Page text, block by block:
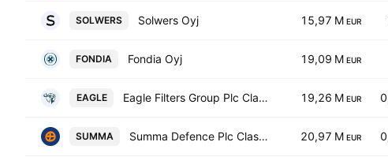
SOLWERS Solwers Oyj 15,97 M EUR
FONDIA Fondia Oyj 19,09 M EUR
EAGLE Eagle Filters Group Plc Class A 19,26 M EUR
SUMMA Summa Defence Plc Class A 20,97 M EUR